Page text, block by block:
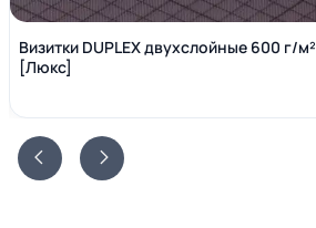
Визитки DUPLEX двухслойные 600 г/м²
[Люкс]